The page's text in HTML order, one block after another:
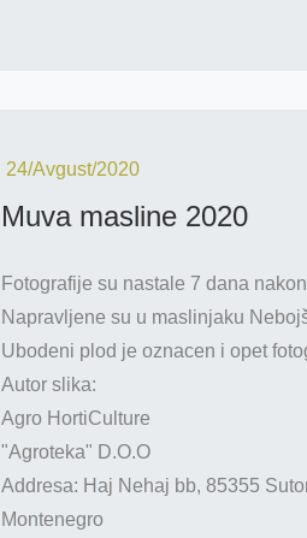
24/Avgust/2020
Muva masline 2020
Fotografije su nastale 7 dana
Napravljene su u maslinjaku
Ubodeni plod je oznacen i opet
Autor slika:
Agro HortiCulture
"Agroteka" D.O.O
Addresa: Haj Nehaj bb, 85355
Montenegro